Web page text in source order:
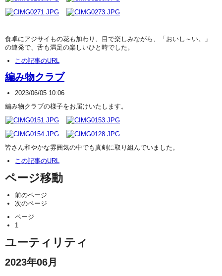
食卓にアジサイもの花も加わり、目で楽しみながら、「おいし～い。」
の連発で、舌も満足の楽しいひと時でした。
この記事のURL
編み物クラブ
2023/06/05 10:06
編み物クラブの様子をお届けいたします。
皆さん和やかな雰囲気の中でも真剣に取り組んでいました。
この記事のURL
ページ移動
前のページ
次のページ
ページ
1
ユーティリティ
2023年06月